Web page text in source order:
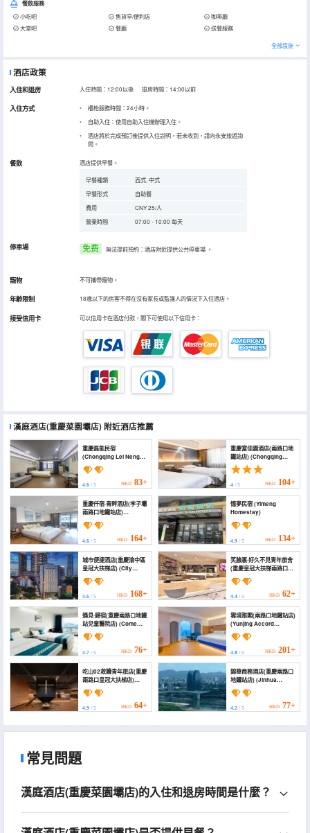
餐飲服務
小吃吧 售貨亭/便利店
咖啡廳
大堂吧
餐廳 送餐服務
全部設施
酒店政策
入住和退房 入住時間：12:00以後 退房時間：14:00以前
入住方式
櫃枱服務時間：24小時。
自助入住：使用自助入住機辦理入住。
酒店將於完成預訂後提供入住說明，若未收到，請向永安旅遊詢
問。
餐飲 酒店提供早餐。
早餐種類
西式, 中式
早餐形式
自助餐
費用
CNY 25/人
營業時間
07:00 - 10:00 每天
停車場 免费 無法提前預約：酒店附近提供公共停車場 。
寵物 不可攜帶寵物。
年齡限制 18歲以下的房客不得在沒有家長或監護人的情況下入住酒店。
接受信用卡 可以信用卡在酒店付款，閣下可使用以下信用卡：
漢庭酒店(重慶菜園壩店) 附近酒店推薦
重慶磊能民宿
(Chongqing Lei Neng
B&B)
4.6 / 5 HKD 83+
重慶富佳園酒店(兩路口地
鐵站店) (Chongqing
Fujiayuan Hotel
(Lianglukou Subway
Station))
4/ 5 HKD 104+
重慶仟宿·青畔酒店(李子壩
兩路口地鐵站店)
(Chongqing
Qiansu·Qingpan Hotel
(Liziba & Lianglukou
Metro Station Branch))
4.6 / 5 HKD 164+
憶夢民宿 (Yimeng
Homestay)
4.9/ 5 HKD 134+
城市便捷酒店(重慶渝中區
皇冠大扶梯店) (City
Comfort Inn (Chongqing
Huangguan Escalator))
4.6 / 5 HKD 168+
笑臉裏·好久不見青年旅舍
(重慶皇冠大扶梯兩路口地
鐵站店) (Smiley's Long
Time No See Hostel
(Chongqing Crown
Grand Escalator
Lianglukou Metro
Station Branch）)
4.4/ 5 HKD 62+
遇見·歸宿(重慶兩路口地鐵
站兒童醫院店) (Come
across·home（Two
intersection subway
station children's
hospital store）)
4.7 / 5 HKD 76+
雲境雅閣(兩路口地鐵站店)
(Yunjing Accord
(Lianglukou Subway
Station))
4.8/ 5 HKD 201+
吃山02救贖青年旅店(重慶
兩路口皇冠大扶梯店)
(Yummyhill hostel)
4.9 / 5 HKD 64+
錦華商務酒店(重慶兩路口
地鐵站店) (Jinhua
Business Hotel)
4.2/ 5 HKD 77+
常見問題
漢庭酒店(重慶菜園壩店)的入住和退房時間是什麼？